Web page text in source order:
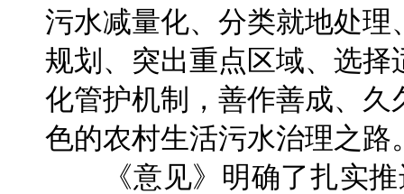
污水减量化、分类就地处
规划、突出重点区域、选
化管护机制，善作善成、
色的农村生活污水治理之路
《意见》明确了扎实推